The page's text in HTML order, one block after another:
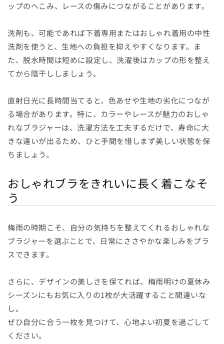
ップのへこみ、レースの傷みにつながることがあります。
洗剤も、可能であれば下着専用またはおしゃれ着用の中性
洗剤を使うと、生地への負担を抑えやすくなります。ま
た、脱水時間は短めに設定し、洗濯後はカップの形を整え
てから陰干ししましょう。
直射日光に長時間当てると、色あせや生地の劣化につなが
る場合があります。特に、カラーやレースが魅力のおしゃ
れなブラジャーは、洗濯方法を工夫するだけで、寿命に大
きな違いが出るため、ひと手間を惜しまず美しい状態を保
ちましょう。
おしゃれブラをきれいに長く着こなそ
う
梅雨の時期こそ、自分の気持ちを整えてくれるおしゃれな
ブラジャーを選ぶことで、日常にささやかな楽しみをプラ
スできます。
さらに、デザインの美しさを保てれば、梅雨明けの夏休み
シーズンにもお気に入りの1枚が大活躍すること間違いな
し。
ぜひ自分に合う一枚を見つけて、心地よい初夏を過ごして
ください。